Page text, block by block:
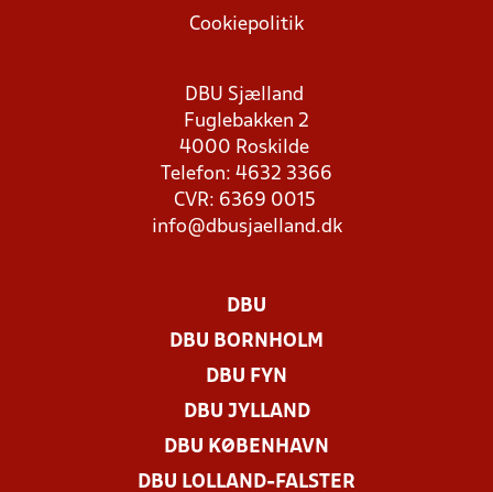
Cookiepolitik
DBU Sjælland
Fuglebakken 2
4000 Roskilde
Telefon: 4632 3366
CVR: 6369 0015
info@dbusjaelland.dk
DBU
DBU BORNHOLM
DBU FYN
DBU JYLLAND
DBU KØBENHAVN
DBU LOLLAND-FALSTER